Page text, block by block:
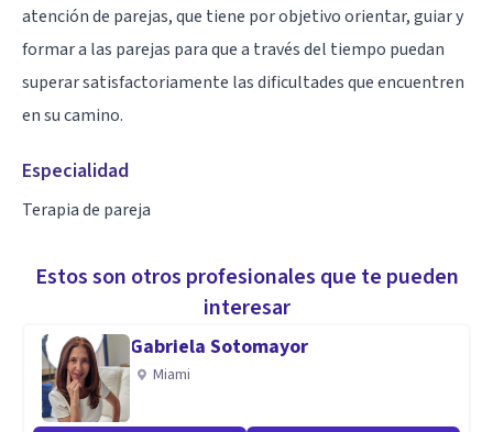
atención de parejas, que tiene por objetivo orientar, guiar y
formar a las parejas para que a través del tiempo puedan
superar satisfactoriamente las dificultades que encuentren
en su camino.
Especialidad
Terapia de pareja
Estos son otros profesionales que te pueden
interesar
Gabriela Sotomayor
Miami